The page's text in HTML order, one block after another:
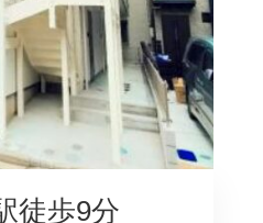
徒歩9分